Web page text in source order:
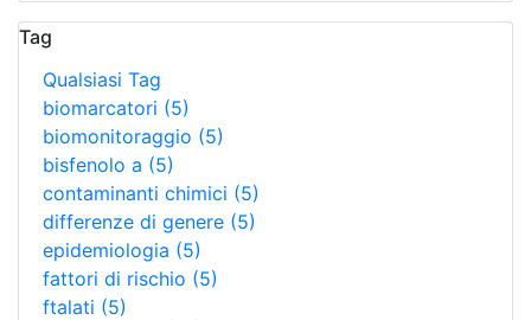
Tag
Qualsiasi Tag
biomarcatori (5)
biomonitoraggio (5)
bisfenolo a (5)
contaminanti chimici (5)
differenze di genere (5)
epidemiologia (5)
fattori di rischio (5)
ftalati (5)